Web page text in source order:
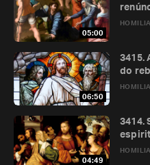
05:00
06:50
3415.
do
04:49
3414.